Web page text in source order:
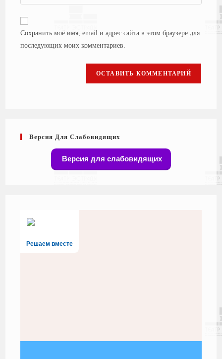
Сохранить моё имя, email и адрес сайта в этом браузере для
последующих моих комментариев.
Версия Для Слабовидящих
Версия для слабовидящих
Решаем вместе